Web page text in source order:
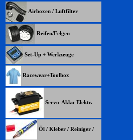
Airboxen / Luftfilter
Reifen/Felgen
Set-Up + Werkzeuge
Racewear+Toolbox
Servo-Akku-Elektr.
Öl / Kleber / Reiniger /